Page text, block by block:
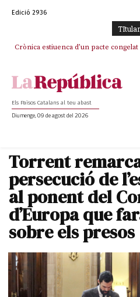
Edició 2936
Crònica estiuenca d’un pacte congelat
Rufián boicoteja l’estratègia
Els Països Catalans al teu abast
Diumenge, 09 de agost del 2026
Torrent
persecució de
al ponent del
d’Europa que
sobre els presos